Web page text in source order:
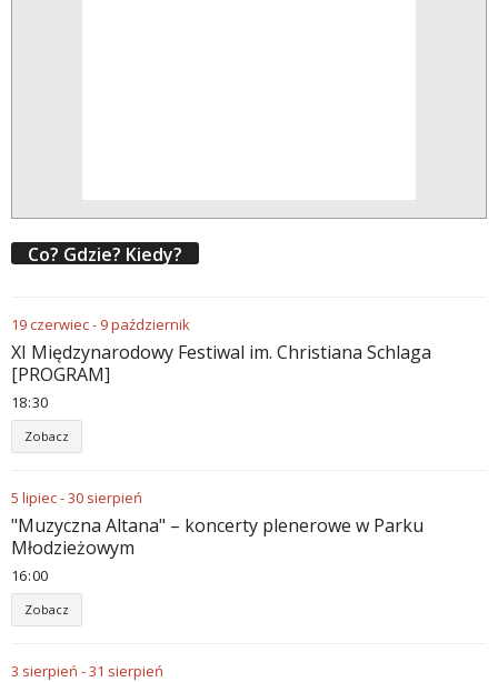
Co? Gdzie? Kiedy?
19czerwiec- 9październik
XI Międzynarodowy Festiwal im. Christiana Schlaga
[PROGRAM]
18:30
Zobacz
5 lipiec-30 sierpień
"Muzyczna Altana" – koncerty plenerowe w Parku
Młodzieżowym
16:00
Zobacz
3 sierpień -31 sierpień